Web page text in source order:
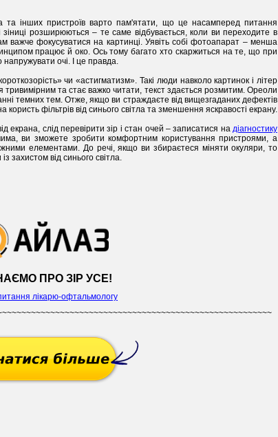
та інших пристроїв варто пам'ятати, що це насамперед питання
розширюються – те саме відбувається, коли ви переходите в
важче фокусуватися на картинці. Уявіть собі фотоапарат – менша
працює й око. Ось тому багато хто скаржиться на те, що при
очі. І це правда.
чи «астигматизм». Такі люди навколо картинок і літер
та стає важко читати, текст здається розмитим. Ореоли
темних тем. Отже, якщо ви страждаєте від вищезгаданих дефектів
користь фільтрів від синього світла та зменшення яскравості екрану.
екрана, слід перевірити зір і стан очей – записатися на діагностику
ви зможете зробити комфортним користування пристроями, а
елементами. До речі, якщо ви збираєтеся міняти окуляри, то
захистом від синього світла.
ПРО ЗІР УСЕ!
лікарю-офтальмологу